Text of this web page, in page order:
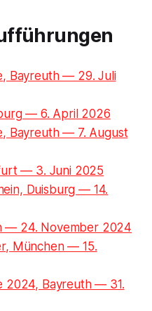
Bayreuth — 29. Juli
— 6. April 2026
Bayreuth — 7. August
— 3. Juni 2025
Duisburg — 14.
— 24. November 2024
München — 15.
2024, Bayreuth — 31.